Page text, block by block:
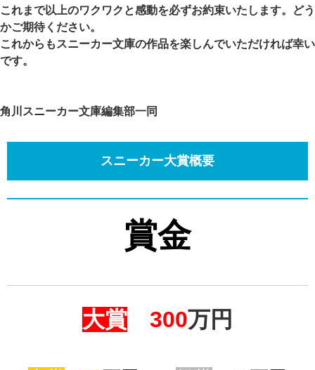
これまで以上のワクワクと感動を必ずお約束いたします。どう
かご期待ください。
これからもスニーカー文庫の作品を楽しんでいただければ幸い
です。
角川スニーカー文庫編集部一同
スニーカー大賞概要
賞金
大賞 300万円